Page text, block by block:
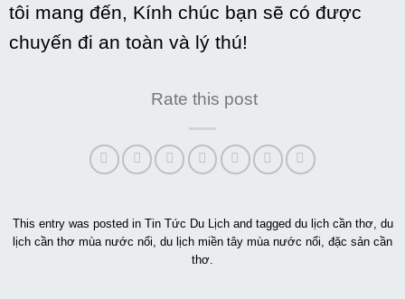
tôi mang đến, Kính chúc bạn sẽ có được
chuyến đi an toàn và lý thú!
Rate this post
This entry was posted in Tin Tức Du Lịchand tagged du lịch cần thơ, du
lịch cần thơ mùa nước nổi du lịch miền tây mùa nước nổi đặc sản cần
thơ